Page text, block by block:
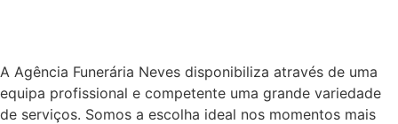
A Agência Funerária Neves disponibiliza através de uma
equipa profissional e competente uma grande variedade
de serviços. Somos a escolha ideal nos momentos mais